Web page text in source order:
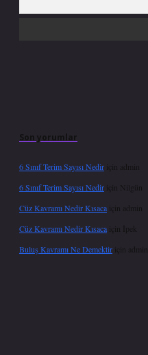
Son yorumlar
6 Sınıf Terim Sayısı Nedir için
admin
6 Sınıf Terim Sayısı Nedir için Nilgün
Cüz Kavramı Nedir Kısaca için
admin
Cüz Kavramı Nedir Kısaca için İpek
Buluş Kavramı Ne Demektir için admin